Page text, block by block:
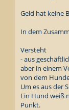
Geld hat keine
In dem
Versteht
- aus
aber in einem
von dem
Um es aus der
Ein Hund weiß
Punkt.